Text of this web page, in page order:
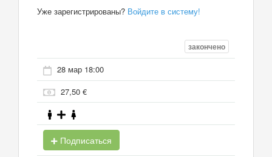
Уже зарегистрированы? Войдите в систему!
закончено
28 мар 18:00
27,50 €
Подписаться